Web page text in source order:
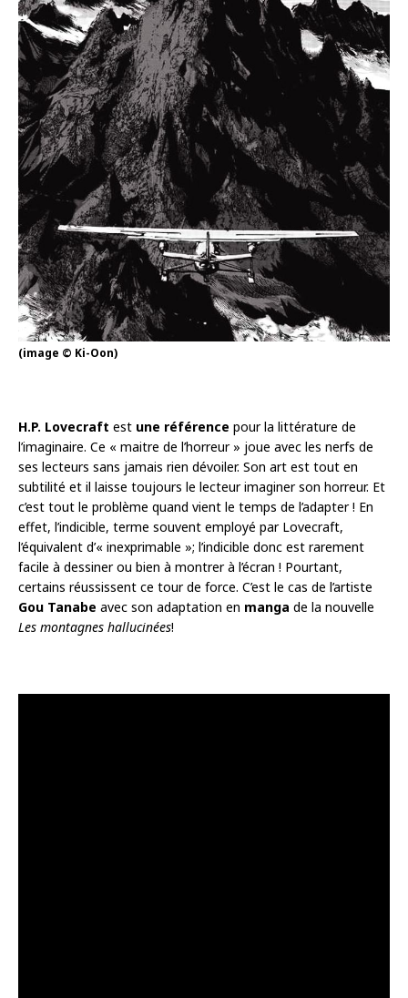
(image © Ki-Oon)
H.P. Lovecraft est une référence pour la littérature de
l’imaginaire. Ce « maitre de l’horreur » joue avec les nerfs de
ses lecteurs sans jamais rien dévoiler. Son art est tout en
subtilité et il laisse toujours le lecteur imaginer son horreur. Et
c’est tout le problème quand vient le temps de l’adapter ! En
effet, l’indicible, terme souvent employé par Lovecraft,
l’équivalent d’« inexprimable »; l’indicible donc est rarement
facile à dessiner ou bien à montrer à l’écran ! Pourtant,
certains réussissent ce tour de force. C’est le cas de l’artiste
Gou Tanabe avec son adaptation en manga de la nouvelle
Les montagnes hallucinées!